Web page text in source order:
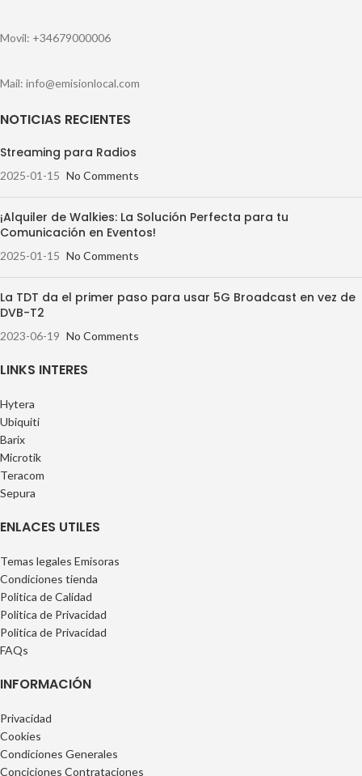
Movil: +34679000006
Mail: info@emisionlocal.com
NOTICIAS RECIENTES
Streaming para Radios
2025-01-15 No Comments
¡Alquiler de Walkies: La Solución Perfecta para tu
Comunicación en Eventos!
2025-01-15 No Comments
La TDT da el primer paso para usar 5G Broadcast en vez de
DVB-T2
2023-06-19 No Comments
LINKS INTERES
Hytera
Ubiquiti
Barix
Microtik
Teracom
Sepura
ENLACES UTILES
Temas legales Emisoras
Condiciones tienda
Politica de Calidad
Politica de Privacidad
Politica de Privacidad
FAQs
INFORMACIÓN
Privacidad
Cookies
Condiciones Generales
Conciciones Contrataciones